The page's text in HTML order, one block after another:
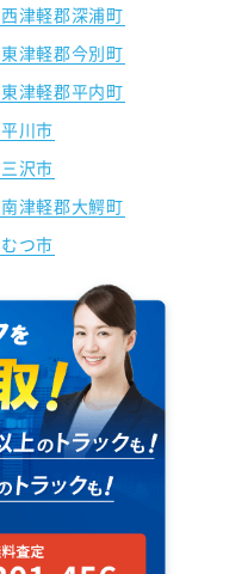
西津軽郡深浦町
東津軽郡今別町
東津軽郡平内町
平川市
三沢市
南津軽郡大鰐町
むつ市